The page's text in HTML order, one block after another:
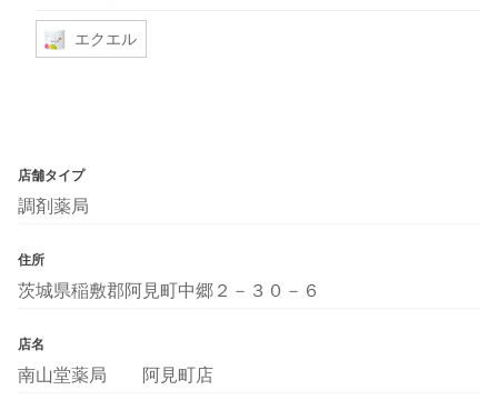
エクエル
店舗タイプ
調剤薬局
住所
茨城県稲敷郡阿見町中郷２－３０－６
店名
南山堂薬局 阿見町店